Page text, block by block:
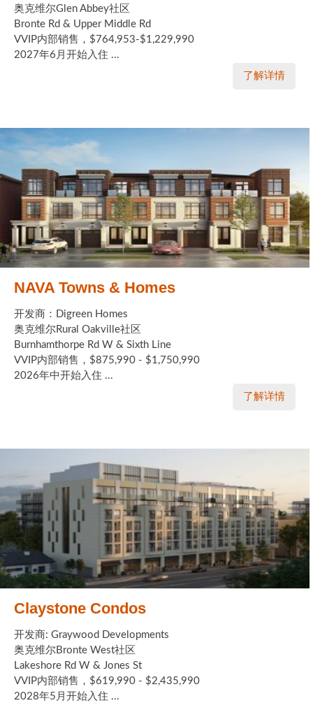
奥克维尔Glen Abbey社区
Bronte Rd & Upper Middle Rd
VVIP内部销售，$764,953-$1,229,990
2027年6月开始入住 ...
了解详情
NAVA Towns & Homes
开发商：Digreen Homes
奥克维尔Rural Oakville社区
Burnhamthorpe Rd W & Sixth Line
VVIP内部销售，$875,990 - $1,750,990
2026年中开始入住 ...
了解详情
Claystone Condos
开发商: Graywood Developments
奥克维尔Bronte West社区
Lakeshore Rd W & Jones St
VVIP内部销售，$619,990 - $2,435,990
2028年5月开始入住 ...